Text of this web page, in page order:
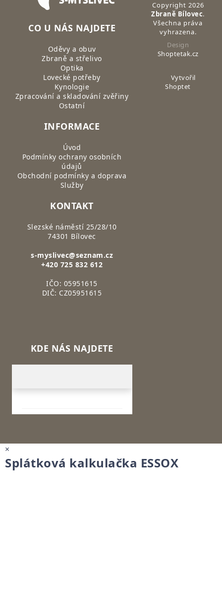
CO U NÁS NAJDETE
Oděvy a obuv
Zbraně a střelivo
Optika
Lovecké potřeby
Kynologie
Zpracování a skladování zvěřiny
Ostatní
INFORMACE
Úvod
Podmínky ochrany osobních
údajů
Obchodní podmínky a doprava
Služby
KONTAKT
Slezské náměstí 25/28/10
74301 Bílovec
s-myslivec@seznam.cz
+420 725 832 612
IČO: 05951615
DIČ: CZ05951615
KDE NÁS NAJDETE
Copyright 2026
Zbraně Bílovec.
Všechna práva
vyhrazena.
Design
Shoptetak.cz
Vytvořil
Shoptet
×
Splátková kalkulačka ESSOX